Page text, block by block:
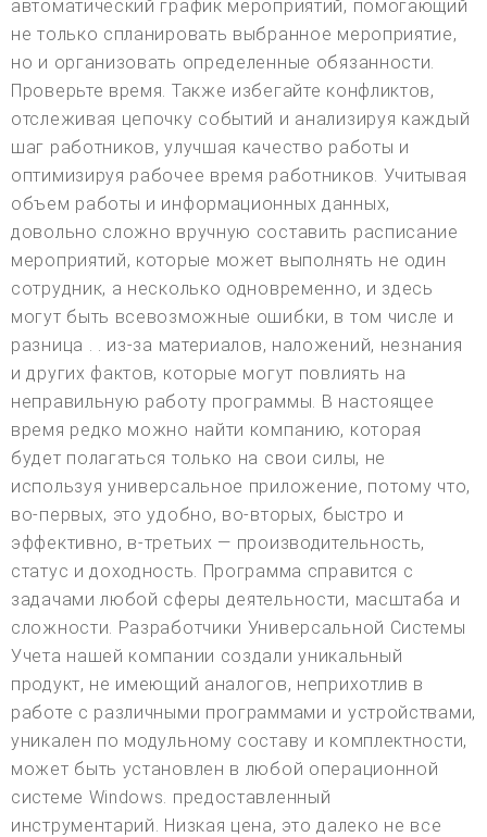
автоматический график мероприятий, помогающий
не только спланировать выбранное мероприятие,
но и организовать определенные обязанности.
Проверьте время. Также избегайте конфликтов,
отслеживая цепочку событий и анализируя каждый
шаг работников, улучшая качество работы и
оптимизируя рабочее время работников. Учитывая
объем работы и информационных данных,
довольно сложно вручную составить расписание
мероприятий, которые может выполнять не один
сотрудник, а несколько одновременно, и здесь
могут быть всевозможные ошибки, в том числе и
разница . . из-за материалов, наложений, незнания
и других фактов, которые могут повлиять на
неправильную работу программы. В настоящее
время редко можно найти компанию, которая
будет полагаться только на свои силы, не
используя универсальное приложение, потому что,
во-первых, это удобно, во-вторых, быстро и
эффективно, в-третьих — производительность,
статус и доходность. Программа справится с
задачами любой сферы деятельности, масштаба и
сложности. Разработчики Универсальной Системы
Учета нашей компании создали уникальный
продукт, не имеющий аналогов, неприхотлив в
работе с различными программами и устройствами,
уникален по модульному составу и комплектности,
может быть установлен в любой операционной
системе Windows. предоставленный
инструментарий. Низкая цена, это далеко не все